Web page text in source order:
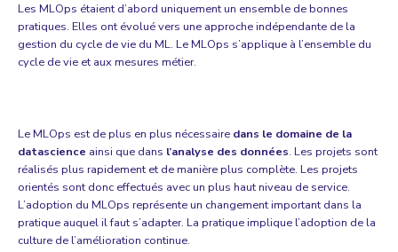
Les MLOps étaient d’abord uniquement un ensemble de bonnes
pratiques. Elles ont évolué vers une approche indépendante de la
gestion du cycle de vie du ML. Le MLOps s’applique à l’ensemble du
cycle de vie et aux mesures métier.
Le MLOps est de plus en plus nécessaire dans le domaine de la
datascience ainsi que dans l’analyse des données. Les projets sont
réalisés plus rapidement et de manière plus complète. Les projets
orientés sont donc effectués avec un plus haut niveau de service.
L’adoption du MLOps représente un changement important dans la
pratique auquel il faut s’adapter. La pratique implique l’adoption de la
culture de l’amélioration continue.